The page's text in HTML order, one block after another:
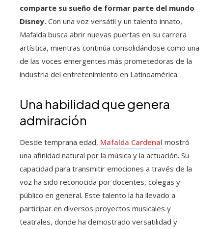
comparte su sueño de formar parte del mundo
Disney. Con una voz versátil y un talento innato,
Mafalda busca abrir nuevas puertas en su carrera
artística, mientras continúa consolidándose como una
de las voces emergentes más prometedoras de la
industria del entretenimiento en Latinoamérica.
Una habilidad que genera
admiración
Desde temprana edad, Mafalda Cardenal mostró
una afinidad natural por la música y la actuación. Su
capacidad para transmitir emociones a través de la
voz ha sido reconocida por docentes, colegas y
público en general. Este talento la ha llevado a
participar en diversos proyectos musicales y
teatrales, donde ha demostrado versatilidad y